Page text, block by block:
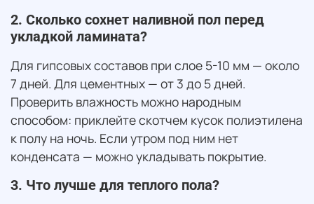
2. Сколько сохнет наливной пол перед
укладкой ламината?
Для гипсовых составов при слое 5-10 мм — около
7 дней. Для цементных — от 3 до 5 дней.
Проверить влажность можно народным
способом: приклейте скотчем кусок полиэтилена
к полу на ночь. Если утром под ним нет
конденсата — можно укладывать покрытие.
3. Что лучше для теплого пола?